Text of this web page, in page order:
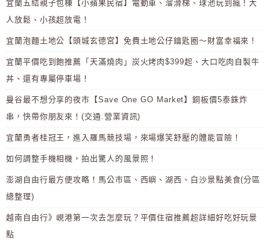
宜蘭五結親子包棟【小蘋果民宿】電動車、溜滑梯、球池玩到瘋！大
人放鬆、小孩超放電！
宜蘭泡麵土地公【頭城玄德宮】免費土地公仔鑰匙圈～財富幸福來！
宜蘭平價吃到飽推薦「天滿燒肉」炭火烤肉$399起、大口吃肉自製牛
丼、還有專屬停車場！
曼谷最不想分享的夜市【Save One GO Market】銅板價5泰銖炸
串，快帶你朋友來！(交通.營業資訊)
宜蘭勇者桂冠王，進入羅馬競技場，來場爆笑舒壓的體能冒險！
如何調整手機相機，拍出驚人的風景照！
澎湖自由行最方便攻略！馬公市區、西嶼、湖西、白沙景點美食(分區
總整理)
越南自由行》峴港第一次去怎麼玩？平價住宿推薦超詳細好吃好玩景
點